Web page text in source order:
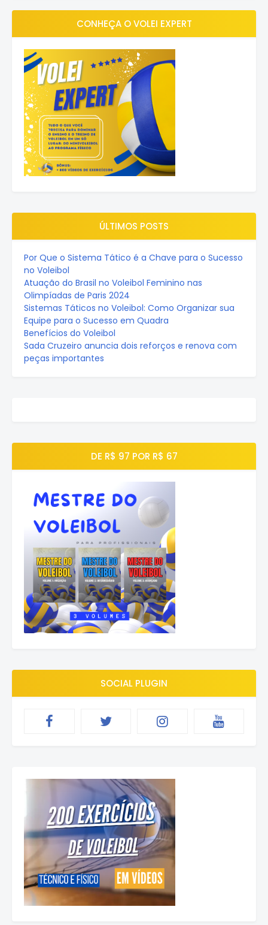
CONHEÇA O VOLEI EXPERT
ÚLTIMOS POSTS
Por Que o Sistema Tático é a Chave para o Sucesso
no Voleibol
Atuação do Brasil no Voleibol Feminino nas
Olimpíadas de Paris 2024
Sistemas Táticos no Voleibol: Como Organizar sua
Equipe para o Sucesso em Quadra
Benefícios do Voleibol
Sada Cruzeiro anuncia dois reforços e renova com
peças importantes
DE R$ 97 POR R$ 67
SOCIAL PLUGIN